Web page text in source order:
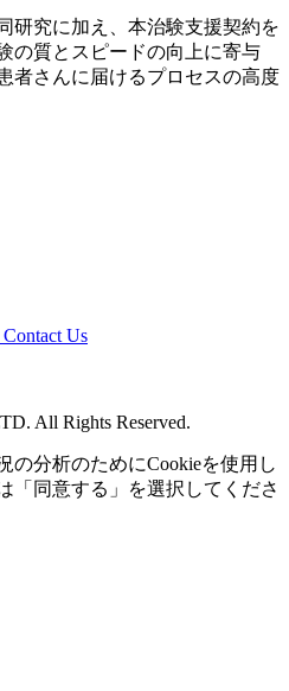
研究に加え、本治験支援契約を
の質とスピードの向上に寄与
者さんに届けるプロセスの高度
Contact Us
All Rights Reserved.
の分析のためにCookieを使用し
「同意する」を選択してくださ